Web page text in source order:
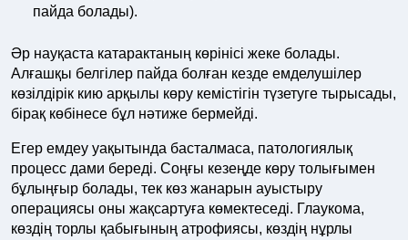
пайда болады).
Әр науқаста катарактаның көрінісі жеке болады.
Алғашқы белгілер пайда болған кезде емделушілер
көзілдірік кию арқылы көру кемістігін түзетуге тырысады,
бірақ көбінесе бұл нәтиже бермейді.
Егер емдеу уақытында басталмаса, патологиялық
процесс дами береді. Соңғы кезеңде көру толығымен
бұлыңғыр болады, тек көз жанарын ауыстыру
операциясы оны жақсартуға көмектеседі. Глаукома,
көздің торлы қабығының атрофиясы, көздің нұрлы